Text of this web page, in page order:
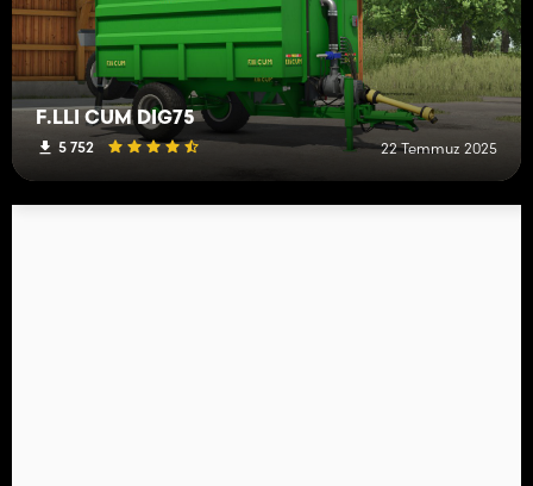
F.LLI CUM DIG75
5 752 22 Temmuz 2025